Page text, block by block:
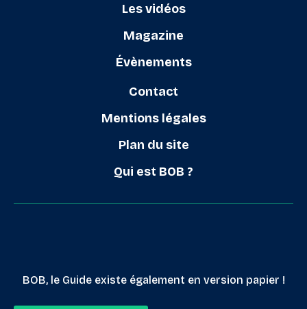
Les vidéos
Magazine
Évènements
Contact
Mentions légales
Plan du site
Qui est BOB ?
BOB, le Guide existe également en version papier !